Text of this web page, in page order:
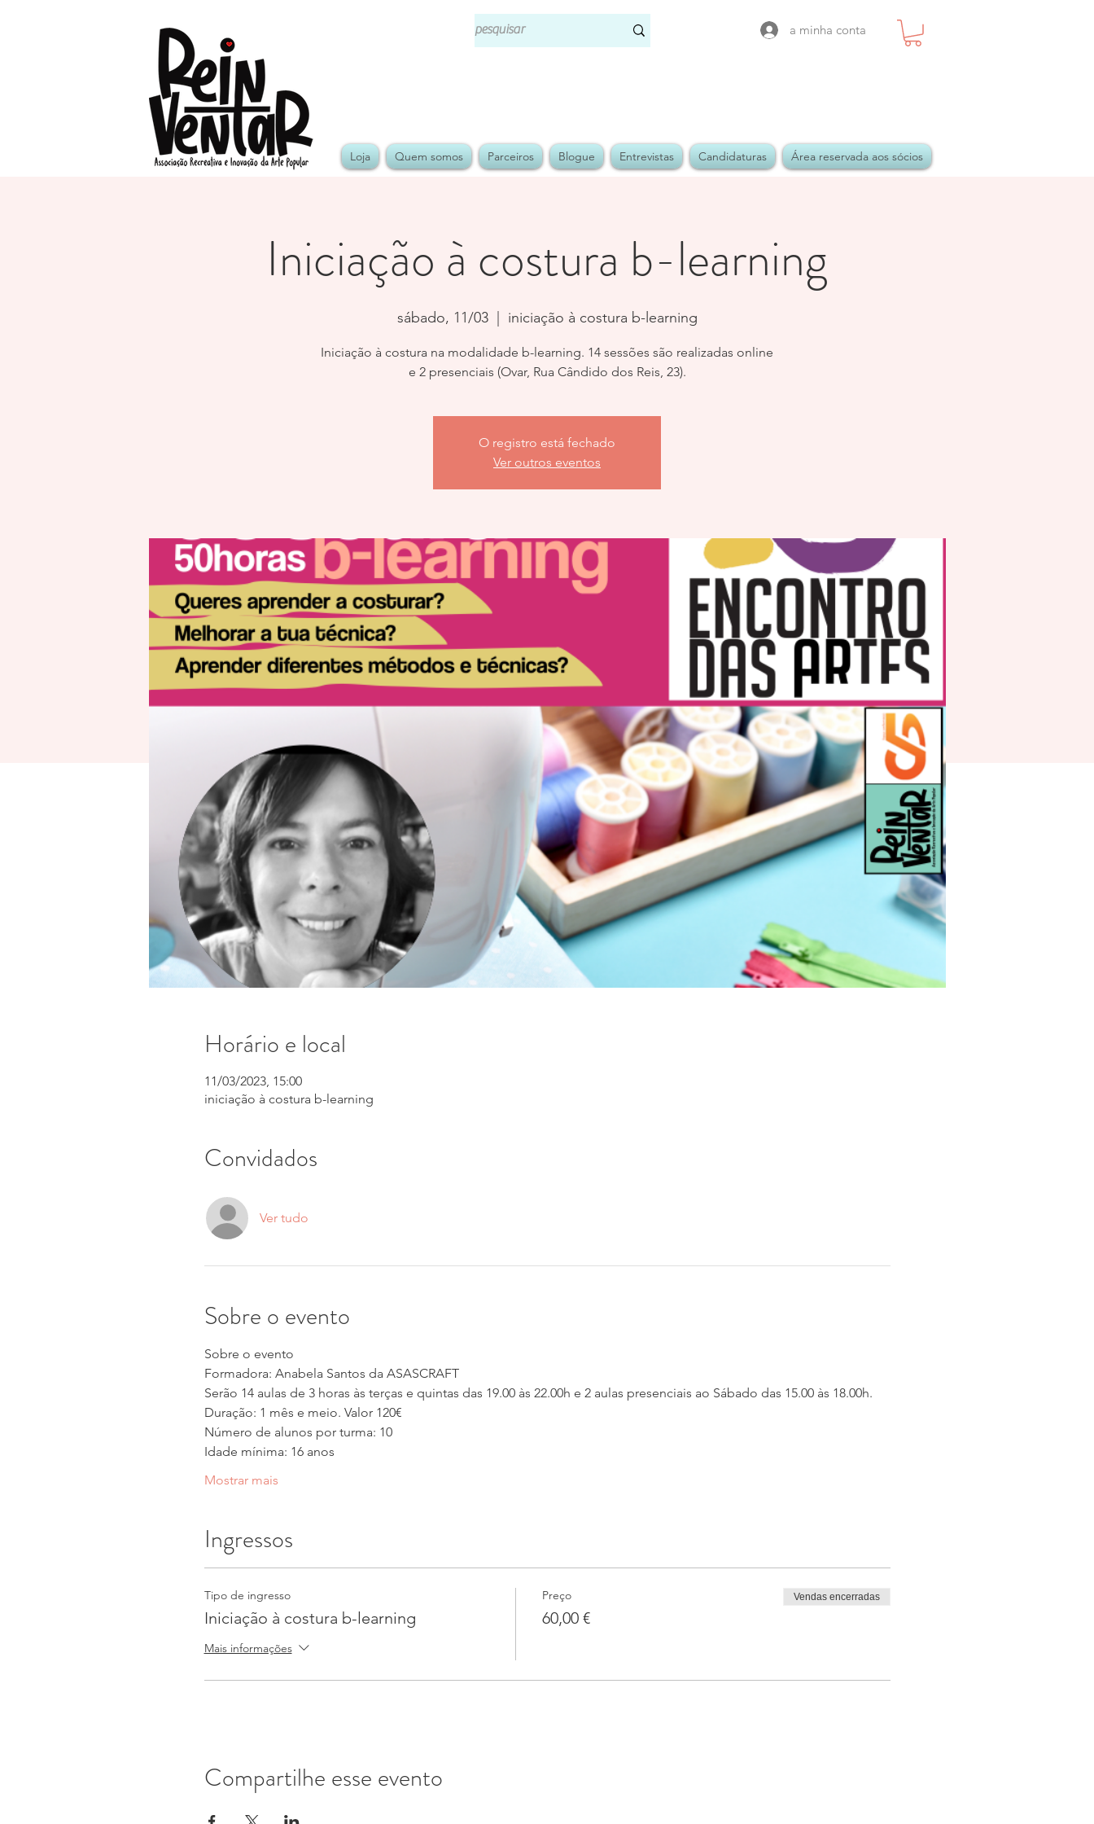
a minha conta
Loja Quem somos Parceiros Blogue Entrevistas Candidaturas Área reservada aos sócios
Iniciação à costura b-learning
sábado, 11/03
  |
iniciação à costura b-learning
Iniciação à costura na modalidade b-learning. 14 sessões são realizadas online
e 2 presenciais (Ovar, Rua Cândido dos Reis, 23).
O registro está fechado
Ver outros eventos
Horário e local
11/03/2023, 15:00
iniciação à costura b-learning
Convidados
Ver tudo
Sobre o evento
Sobre o evento
Formadora: Anabela Santos da ASASCRAFT
Serão 14 aulas de 3 horas às terças e quintas das 19.00 às 22.00h e 2 aulas presenciais ao Sábado das 15.00 às 18.00h.
Duração: 1 mês e meio. Valor 120€
Número de alunos por turma: 10
Idade mínima: 16 anos
Mostrar mais
Ingressos
Tipo de ingresso
Iniciação à costura b-learning
Mais informações
Preço
60,00 €
Vendas encerradas
Compartilhe esse evento